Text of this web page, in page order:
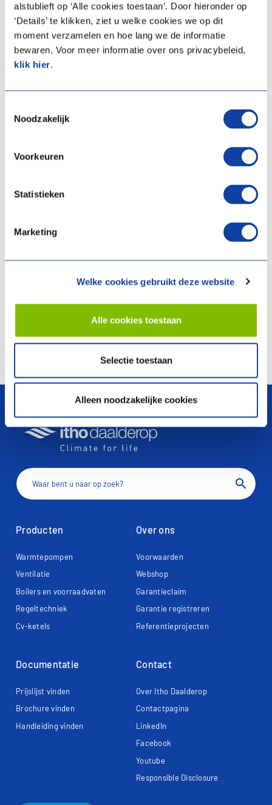
alstublieft op ‘Alle cookies toestaan’. Door hieronder op
‘Details’ te klikken, ziet u welke cookies we op dit
moment verzamelen en hoe lang we de informatie
bewaren. Voor meer informatie over ons privacybeleid,
klik hier.
Noodzakelijk
Voorkeuren
Statistieken
Marketing
Welke cookies gebruikt deze website
Alle cookies toestaan
Selectie toestaan
Alleen noodzakelijke cookies
Vergelijken Vergelijken
Vergelijken
(HP-S & Amber)
(Excl. BTW)
Specificaties
Documentatie
Vergelijken
270L , indirect verwarmd
Specificaties
Documentatie
arrow_upward
search
Producten
Warmtepompen
Ventilatie
Boilers en voorraadvaten
Regeltechniek
Cv-ketels
Over ons
Voorwaarden
Webshop
Garantieclaim
Garantie registreren
Referentieprojecten
Documentatie
Prijslijst vinden
Brochure vinden
Handleiding vinden
Contact
Over Itho Daalderop
Contactpagina
LinkedIn
Facebook
Youtube
Responsible Disclosure